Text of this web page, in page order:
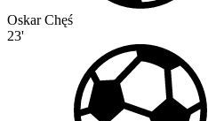
Oskar Chęś
23'